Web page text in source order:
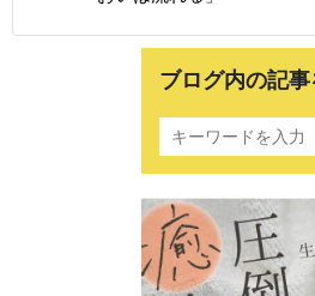
ブログ内の記